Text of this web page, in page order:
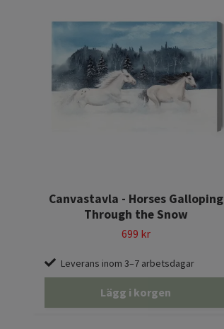
Canvastavla - Horses Galloping
Through the Snow
699 kr
Leverans inom 3–7 arbetsdagar
Lägg i korgen